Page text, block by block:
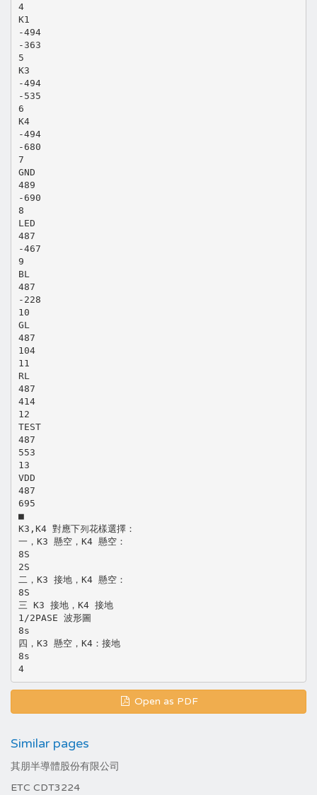
4
K1
-494
-363
5
K3
-494
-535
6
K4
-494
-680
7
GND
489
-690
8
LED
487
-467
9
BL
487
-228
10
GL
487
104
11
RL
487
414
12
TEST
487
553
13
VDD
487
695
■
K3,K4 對應下列花樣選擇：
一，K3 懸空，K4 懸空：
8S
2S
二，K3 接地，K4 懸空：
8S
三 K3 接地，K4 接地
1/2PASE 波形圖
8s
四，K3 懸空，K4：接地
8s
4
Open as PDF
Similar pages
其朋半導體股份有限公司
ETC CDT3224